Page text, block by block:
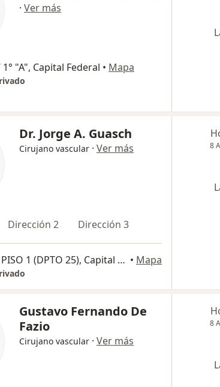
· Ver más
"A", Capital Federal • Mapa
Dr. Jorge A. Guasch
Cirujano vascular · Ver más
Dirección 2 Dirección 3
GANDHI 572 PISO 1 (DPTO 25), Capital Federal • Mapa
8
Gustavo Fernando De
Fazio
Cirujano vascular · Ver más
8